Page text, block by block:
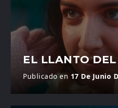
EL LLANTO DEL
Publicado en 17 De Junio